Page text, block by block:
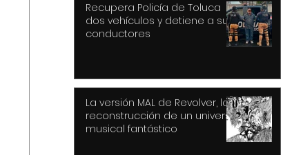
Recupera Policía de Toluca
dos vehículos y detiene a sus
conductores
La versión MAL de Revolver, la
reconstrucción de un universo
musical fantástico